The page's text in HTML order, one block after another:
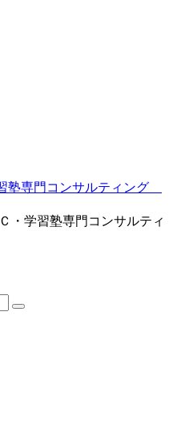
塾専門コンサルティング
・学習塾専門コンサルティ